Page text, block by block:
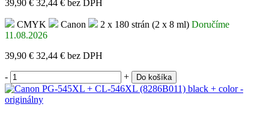
39,90 € 32,44 € bez DPH
CMYK Canon 2 x 180 strán (2 x 8 ml) Doručíme
11.08.2026
39,90 € 32,44 € bez DPH
- + Do košíka